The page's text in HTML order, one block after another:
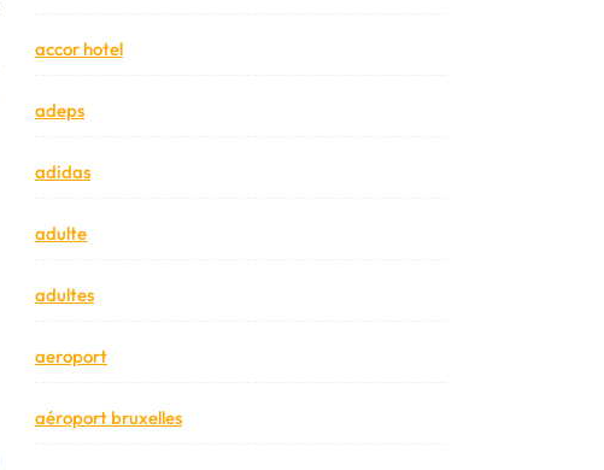
accor hotel
adeps
adidas
adulte
adultes
aeroport
aéroport bruxelles